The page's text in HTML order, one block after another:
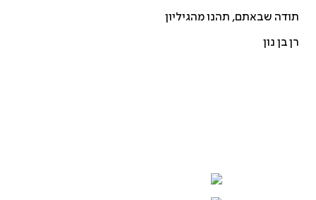
תודה שבאתם, תהנו מהגיליון
רן בן נון